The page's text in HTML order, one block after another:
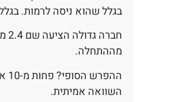
בגלל שהוא ניסה לרמות.
מההתחלה.
השוואה אמיתית.